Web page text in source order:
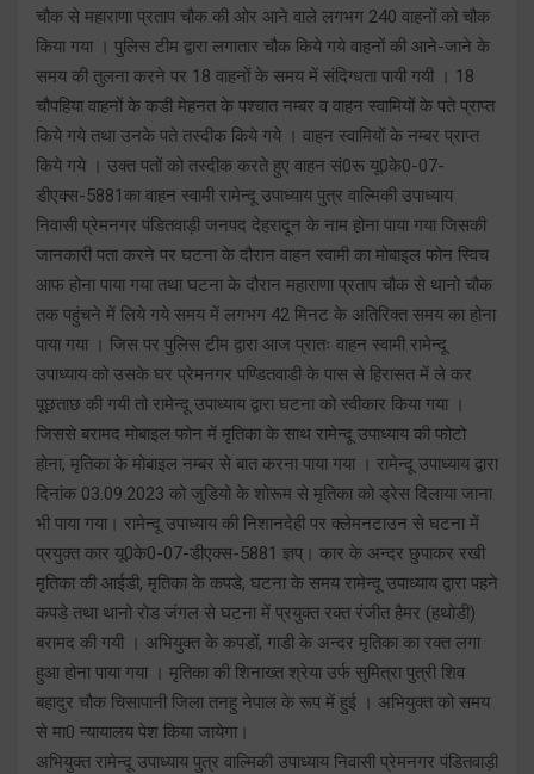
चौक से महाराणा प्रताप चौक की ओर आने वाले लगभग 240 वाहनों को चौक
किया गया । पुलिस टीम द्वारा लगातार चौक किये गये वाहनों की आने-जाने के
समय की तुलना करने पर 18 वाहनों के समय में संदिग्धता पायी गयी । 18
चौपहिया वाहनों के कडी मेहनत के पश्चात नम्बर व वाहन स्वामियों के पते प्राप्त
किये गये तथा उनके पते तस्दीक किये गये । वाहन स्वामियों के नम्बर प्राप्त
किये गये । उक्त पतों को तस्दीक करते हुए वाहन सं0रू यू0के0-07-
डीएक्स-5881का वाहन स्वामी रामेन्दू उपाध्याय पुत्र वाल्मिकी उपाध्याय
निवासी प्रेमनगर पंडितवाड़ी जनपद देहरादून के नाम होना पाया गया जिसकी
जानकारी पता करने पर घटना के दौरान वाहन स्वामी का मोबाइल फोन स्विच
आफ होना पाया गया तथा घटना के दौरान महाराणा प्रताप चौक से थानो चौक
तक पहुंचने में लिये गये समय में लगभग 42 मिनट के अतिरिक्त समय का होना
पाया गया । जिस पर पुलिस टीम द्वारा आज प्रातः वाहन स्वामी रामेन्दू
उपाध्याय को उसके घर प्रेमनगर पण्डितवाडी के पास से हिरासत में ले कर
पूछताछ की गयी तो रामेन्दू उपाध्याय द्वारा घटना को स्वीकार किया गया ।
जिससे बरामद मोबाइल फोन में मृतिका के साथ रामेन्दू उपाध्याय की फोटो
होना, मृतिका के मोबाइल नम्बर से बात करना पाया गया । रामेन्दू उपाध्याय द्वारा
दिनांक 03.09.2023 को जुडियो के शोरूम से मृतिका को ड्रेस दिलाया जाना
भी पाया गया। रामेन्दू उपाध्याय की निशानदेही पर क्लेमनटाउन से घटना में
प्रयुक्त कार यू0के0-07-डीएक्स-5881 ज्ञप्। कार के अन्दर छुपाकर रखी
मृतिका की आईडी, मृतिका के कपडे, घटना के समय रामेन्दू उपाध्याय द्वारा पहने
कपडे तथा थानो रोड जंगल से घटना में प्रयुक्त रक्त रंजीत हैमर (हथोडी)
बरामद की गयी । अभियुक्त के कपडों, गाडी के अन्दर मृतिका का रक्त लगा
हुआ होना पाया गया । मृतिका की शिनाख्त श्रेया उर्फ सुमित्रा पुत्री शिव
बहादुर चौक चिसापानी जिला तनहु नेपाल के रूप में हुई । अभियुक्त को समय
से मा0 न्यायालय पेश किया जायेगा।
अभियुक्त रामेन्दू उपाध्याय पुत्र वाल्मिकी उपाध्याय निवासी प्रेमनगर पंडितवाड़ी